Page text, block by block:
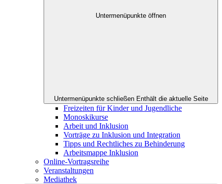
Untermenüpunkte öffnen
Untermenüpunkte schließen Enthält die aktuelle Seite
Freizeiten für Kinder und Jugendliche
Monoskikurse
Arbeit und Inklusion
Vorträge zu Inklusion und Integration
Tipps und Rechtliches zu Behinderung
Arbeitsmappe Inklusion
Online-Vortragsreihe
Veranstaltungen
Mediathek